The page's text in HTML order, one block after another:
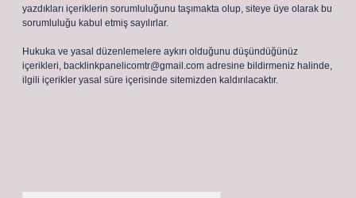
yazdıkları içeriklerin sorumluluğunu taşımakta olup, siteye üye olarak bu
sorumluluğu kabul etmiş sayılırlar.
Hukuka ve yasal düzenlemelere aykırı olduğunu düşündüğünüz
içerikleri, backlinkpanelicomtr@gmail.com adresine bildirmeniz halinde,
ilgili içerikler yasal süre içerisinde sitemizden kaldırılacaktır.